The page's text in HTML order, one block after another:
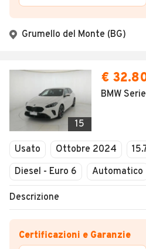
Grumello del Monte (BG)
15
€
BMW
Usato Ottobre 2024
Diesel - Euro 6
Automatico
Descrizione
Certificazioni e Garanzie